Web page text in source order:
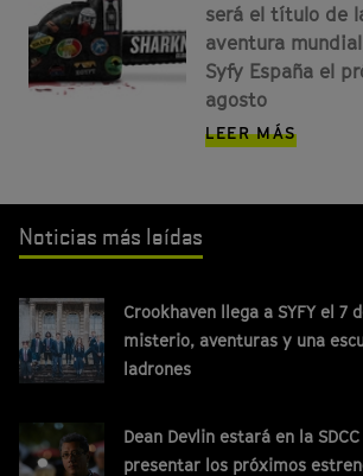
será el título de
aventura
Syfy España el
agosto
LEER MÁS
Noticias más leídas
Crookhaven llega a SYFY el 7
misterio, aventuras y una
ladrones
Dean Devlin estará en la
presentar los próximos